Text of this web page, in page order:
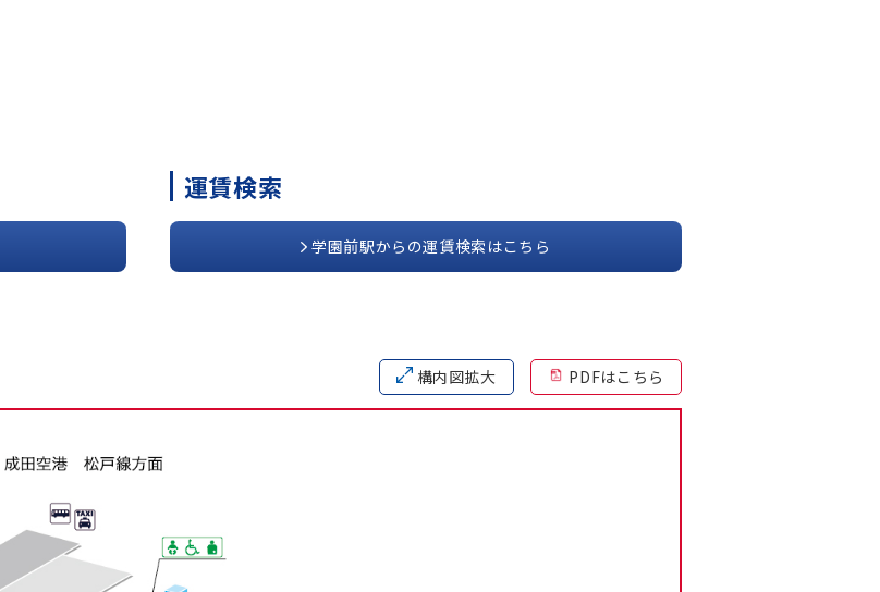
運賃検索
学園前駅からの運賃検索はこちら
構内図拡大 PDFはこちら